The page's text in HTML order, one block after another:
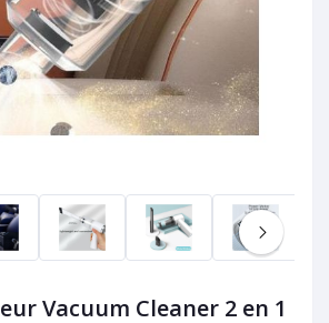
Vacuum Cleaner 2 en 1